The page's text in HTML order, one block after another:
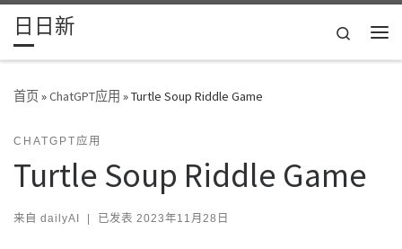
Skip to content
日日新
Search
首页»ChatGPT应用 »Turtle Soup Riddle Game
CHATGPT应用
Turtle Soup Riddle Game
来自 dailyAI | 已发表 2023年11月28日